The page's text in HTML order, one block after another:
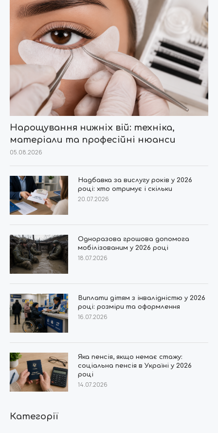
Нарощування нижніх вій: техніка,
матеріали та професійні нюанси
05.08.2026
Надбавка за вислугу років у 2026
році: хто отримує і скільки
20.07.2026
Одноразова грошова допомога
мобілізованим у 2026 році
18.07.2026
Виплати дітям з інвалідністю у 2026
році: розміри та оформлення
16.07.2026
Яка пенсія, якщо немає стажу:
соціальна пенсія в Україні у 2026
році
14.07.2026
Категорії